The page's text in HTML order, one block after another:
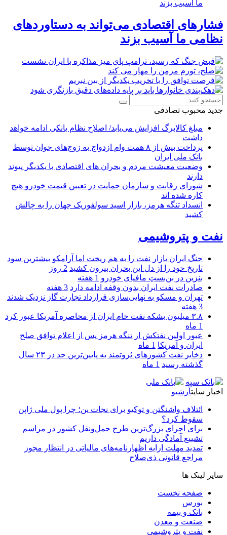
فشارهای اقتصادی می‌تواند به دستاوردهای
نظامی ما آسیب بزند
جدید محبوب تصادفی
مبلغ کالابرگ افزایش می‌یابد/ اصلاح نظام بانکی ادامه خواهد
داشت
پرداخت بیش از ۸ همت وام ازدواج به زوج‌های جوان توسط
بانک ملی ایران
وضعیت معیشت مردم و بحران های اقتصادی با یکدیگر پیوند
دارند
شورای رقابت و سازمان حمایت در تعیین قیمت خودرو هیچ
کاره شده اند
انسداد تنگه هرمز، بازار اسید سولفوریک جهان را به چالش
کشید
نفت و پتروشیمی
جنگ ایران بازار نفت را به هم ریخت اما آرامکو بیشترین سود
تاریخ خود را از دل این بحران بیرون کشید 2 روز
بنزین در بن‌بستِ مافیای خودرو 1 هفته
صادرات نفت ایران بدون وقفه ادامه دارد 3 هفته
تهران و مسکو به نهایی‌سازی قرارداد تجارت گاز نزدیک شدند
3 هفته
۳.۸ میلیون بشکه نفت خام ایران از محاصره آمریکا عبور کرد
1 ماه
عبور اولین نفتکش از تنگه هرمز پس از اعلام توافق صلح
ایران و آمریکا 1 ماه
ذخایر نفت کشورهای ثروتمند به پایین‌ترین حد در ۲۳ سال
گذشته رسید 1 ماه
اخبار سایتآرشیو
ائتلاف واشنگتن و توکیو برای نجات ین؛ چرا پول ملی ژاپن
سقوط کرد؟
برای اجرای بزرگ‌ترین طرح حمل‌ونقل کشور در مراسم
تشییع آمادگی داریم
تمدید مهلت ارایه اظهارنامه‌های مالیاتی در انتظار مجوز
مراجع قانونی ذی‌‏صلاح
سایر لینک ها
صفحه نخست
بورس
بانک و بیمه
صنعت و معدن
نفت و پتروشیمی